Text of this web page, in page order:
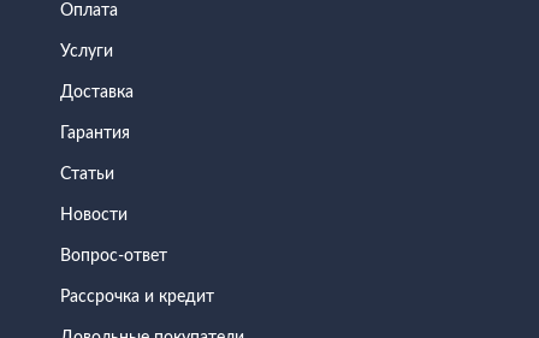
Оплата
Услуги
Доставка
Гарантия
Статьи
Новости
Вопрос-ответ
Рассрочка и кредит